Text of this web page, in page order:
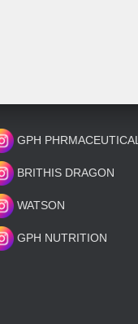
GPH PHRMACEUTICAL
BRITHIS DRAGON
WATSON
GPH NUTRITION